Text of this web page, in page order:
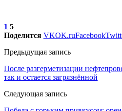
1 5
Поделится VKOK.ruFacebook
Предыдущая запись
После разгерметизации
так и остается загрязнённой
Следующая запись